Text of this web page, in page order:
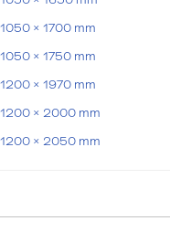
× 1700 mm
× 1750 mm
× 1970 mm
× 2000 mm
× 2050 mm